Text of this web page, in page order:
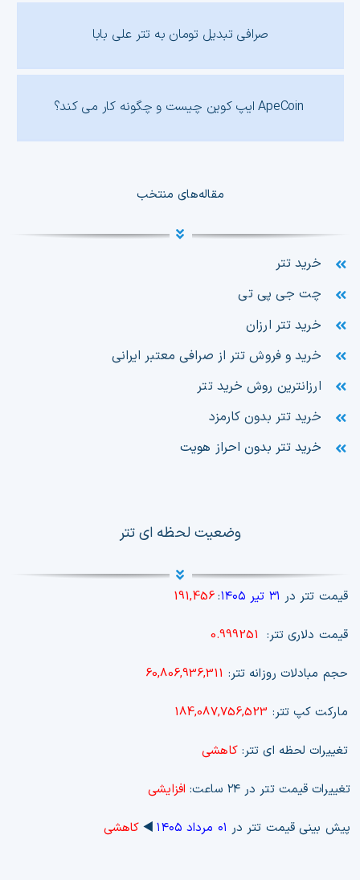
صرافی تبدیل تومان به تتر علی بابا
مقاله‌های منتخب
خرید تتر
چت جی پی تی
خرید تتر ارزان
خرید و فروش تتر از صرافی معتبر ایرانی
ارزانترین روش خرید تتر
خرید تتر بدون کارمزد
خرید تتر بدون احراز هویت
وضعیت لحظه ای تتر
قیمت تتر در ۳۱ تیر ۱۴۰۵ :
191,456
قیمت دلاری تتر: 0.999251
حجم مبادلات روزانه تتر: 60,806,936,311
مارکت کپ تتر: 184,087,756,523
تغییرات لحظه ای تتر:کاهشی
تغییرات قیمت تتر در ۲۴ ساعت: افزایشی
پیش بینی قیمت تتر در ۰۱ مرداد ۱۴۰۵ ◀️ کاهشی